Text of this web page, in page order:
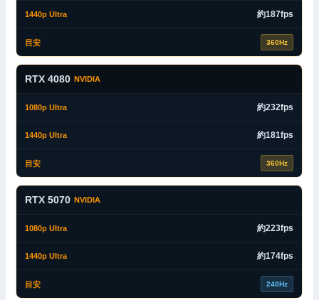
約187fps
360Hz
RTX 4080 NVIDIA
約232fps
約181fps
360Hz
RTX 5070 NVIDIA
約223fps
約174fps
240Hz